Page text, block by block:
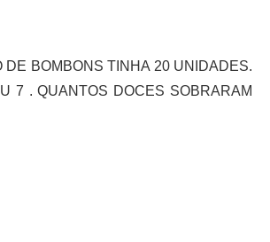
BOMBONS TINHA 20 UNIDADES.
7 . QUANTOS DOCES SOBRARAM